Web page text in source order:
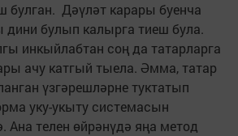
булган. Дәүләт карары буенча
дини булып калырга тиеш була.
инкыйлабтан соң да татарларга
ачу катгый тыела. Әмма, татар
үзгәрешләрне туктатып
уку-укыту системасын
Ана телен өйрәнүдә яңа метод